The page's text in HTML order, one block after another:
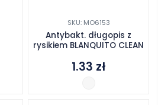
SKU: MO6153
Antybakt. długopis z
rysikiem BLANQUITO CLEAN
1.33 zł